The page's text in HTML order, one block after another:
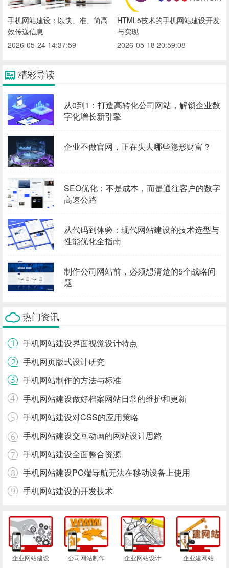
手机网站建设：以快、准、简高
效传递信息
2026-05-24 14:37:59
HTML5技术的手机网站建设开发
与实现
2026-05-18 20:59:08
精彩导读
从0到1：打造高转化公司网站，解锁企业数
字化增长新引擎
企业不做官网，正在失去哪些隐形财富？
SEO优化：不是成本，而是通往客户的数字
高速公路
从代码到体验：现代网站建设的技术选型与
性能优化全指南
制作公司网站前，必须想清楚的5个战略问
题
热门资讯
手机网站建设界面视觉设计特点
手机网页版式设计研究
手机网站制作的方法与标准
手机网站建设做好档案网站日常的维护和更新
手机网站建设对CSS的应用策略
手机网站建设交互动画的网站设计思路
手机网站建设全面整合资源
手机网站建设PC端导航无法在移动设备上使用
手机网站建设的开发技术
企业网站建设 公司网站制作 企业网站设计 企业建网站